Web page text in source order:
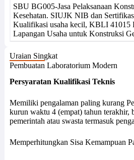
SBU BG005-Jasa Pelaksanaan
Kesehatan. SIUJK NIB dan
Kualifikasi usaha kecil, KBLI 41015
Lapangan Usaha untuk Konstruksi
Uraian Singkat
Pembuatan Laboratorium Modern
Persyaratan Kualifikasi Teknis
Memiliki pengalaman paling kurang
kurun waktu 4 (empat) tahun terakhir,
pemerintah atau swasta termasuk
Memperhitungkan Sisa Kemampuan